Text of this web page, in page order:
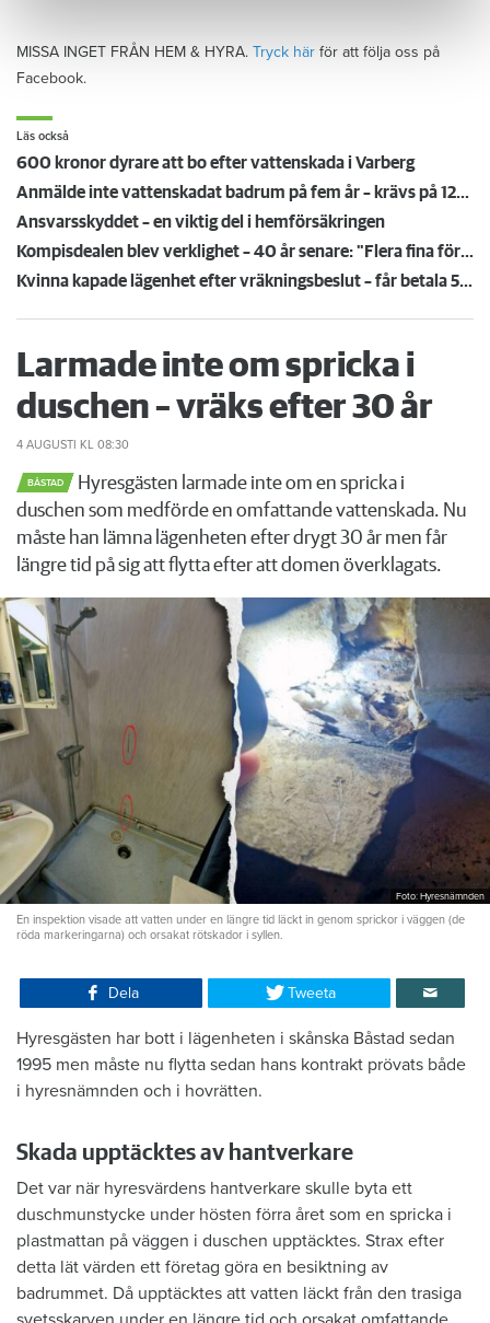
MISSA INGET FRÅN HEM & HYRA. Tryck här för att följa oss på
Facebook.
Läs också
600 kronor dyrare att bo efter vattenskada i Varberg
Anmälde inte vattenskadat badrum på fem år – krävs på 125 000 kronor
Ansvarsskyddet – en viktig del i hemförsäkringen
Kompisdealen blev verklighet – 40 år senare: "Flera fina fördelar med att dela bostad"
Kvinna kapade lägenhet efter vräkningsbeslut – får betala 50 000
Larmade inte om spricka i
duschen – vräks efter 30 år
4 AUGUSTI KL 08:30
BÅSTAD
Hyresgästen larmade inte om en spricka i
duschen som medförde en omfattande vattenskada. Nu
måste han lämna lägenheten efter drygt 30 år men får
längre tid på sig att flytta efter att domen överklagats.
Foto: Hyresnämnden
En inspektion visade att vatten under en längre tid läckt in genom sprickor i väggen (de
röda markeringarna) och orsakat rötskador i syllen.
Dela Tweeta
Hyresgästen har bott i lägenheten i skånska Båstad sedan
1995 men måste nu flytta sedan hans kontrakt prövats både
i hyresnämnden och i hovrätten.
Skada upptäcktes av hantverkare
Det var när hyresvärdens hantverkare skulle byta ett
duschmunstycke under hösten förra året som en spricka i
plastmattan på väggen i duschen upptäcktes. Strax efter
detta lät värden ett företag göra en besiktning av
badrummet. Då upptäcktes att vatten läckt från den trasiga